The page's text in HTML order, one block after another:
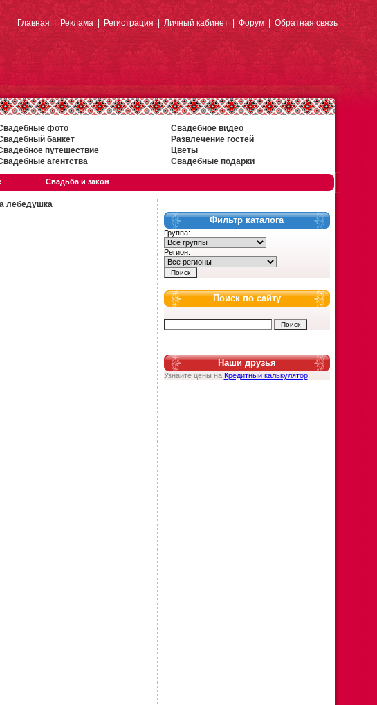
Главная|Реклама|Регистрация| Личный кабинет|Форум| Обратная связь
фото
Свадебное видео
банкет
Развлечение гостей
путешествие
Цветы
агентства Свадебные подарки
Свадьба и закон
лебедушка
Фильтр каталога
Группа:
Регион:
Поиск по сайту
Наши друзья
Узнайте цены на Кредитный калькулятор.